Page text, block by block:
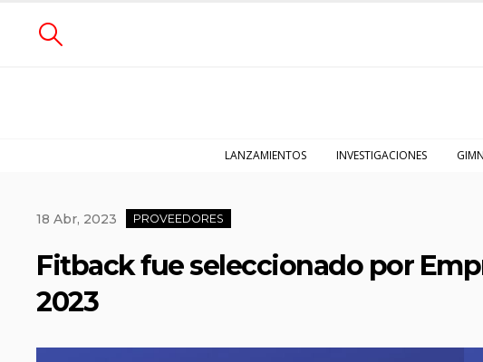
LANZAMIENTOS INVESTIGACIONES
18 Abr, 2023 PROVEEDORES
Fitback fue seleccionado por
2023